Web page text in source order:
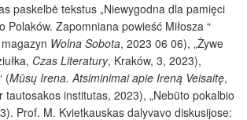
paskelbė tekstus „Niewygodna dla pamięci
Polaków. Zapomniana powieść Miłosza “
magazyn Wolna Sobota, 2023 06 06), „Żywe
Czas Literatury, Kraków, 3, 2023),
(Mūsų Irena. Atsiminimai apie Ireną Veisaitę,
tautosakos institutas, 2023), „Nebūto pokalbio
Prof. M. Kvietkauskas dalyvavo diskusijose: